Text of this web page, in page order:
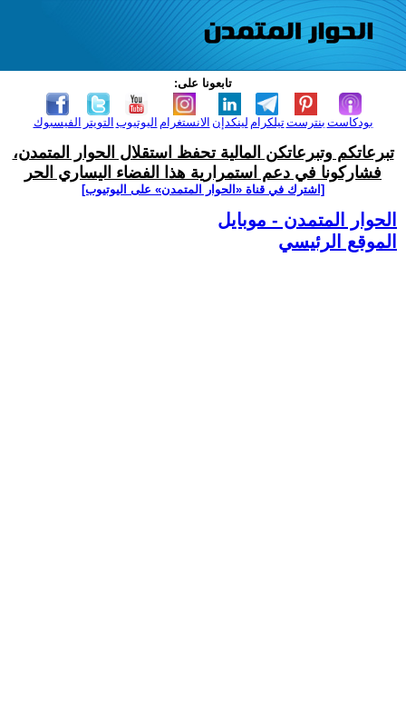
تابعونا على:
الفيسبوك التويتر اليوتيوب الانستغرام لينكدإن تيلكرامبنترست بودكاست
تبرعاتكم وتبرعاتكن المالية تحفظ استقلال الحوار المتمدن،
فشاركونا في دعم استمرارية هذا الفضاء اليساري الحر
[اشترك في قناة ‫«الحوار المتمدن» على اليوتيوب]
الحوار المتمدن - موبايل
الموقع الرئيسي